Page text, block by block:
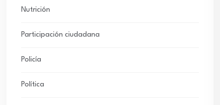
Nutrición
Participación ciudadana
Policía
Política